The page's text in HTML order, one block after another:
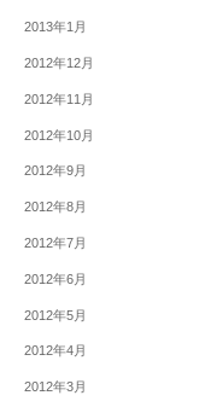
2013年1月
2012年12月
2012年11月
2012年10月
2012年9月
2012年8月
2012年7月
2012年6月
2012年5月
2012年4月
2012年3月